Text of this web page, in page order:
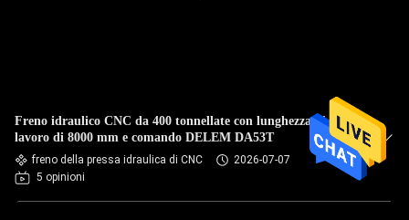
Freno idraulico CNC da 400 tonnellate con lunghezza di
lavoro di 8000 mm e comando DELEM DA53T
freno della pressa idraulica di CNC
2026-07-07
5 opinioni